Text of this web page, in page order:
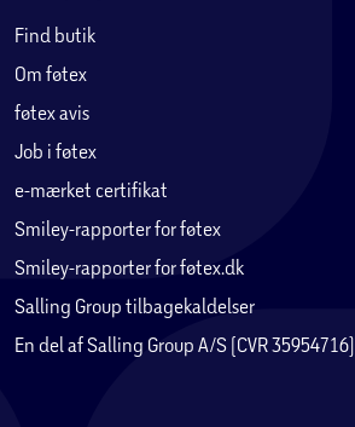
Find butik
Om føtex
føtex avis
Job i føtex
e-mærket certifikat
Smiley-rapporter for føtex
Smiley-rapporter for føtex.dk
Salling Group tilbagekaldelser
En del af Salling Group A/S (CVR 35954716)